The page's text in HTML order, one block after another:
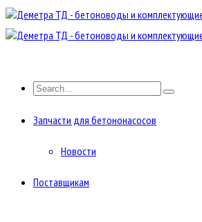
Запчасти для бетононасосов
Новости
Поставщикам